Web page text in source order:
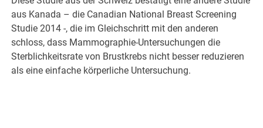
aus Kanada – die Canadian National Breast Screening
Studie 2014 -, die im Gleichschritt mit den anderen
schloss, dass Mammographie-Untersuchungen die
Sterblichkeitsrate von Brustkrebs nicht besser reduzieren
als eine einfache körperliche Untersuchung.